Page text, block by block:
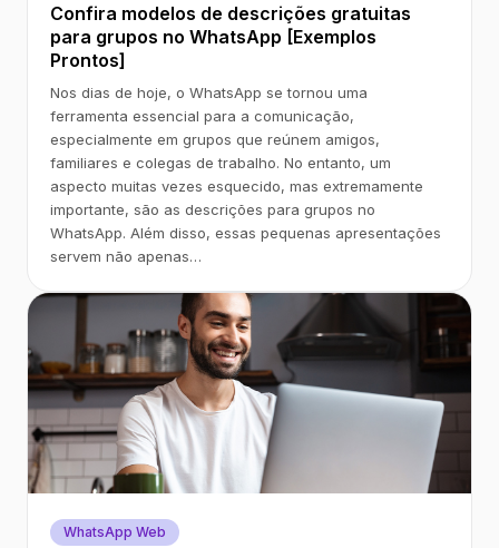
Confira modelos de descrições gratuitas
para grupos no WhatsApp [Exemplos
Prontos]
Nos dias de hoje, o WhatsApp se tornou uma
ferramenta essencial para a comunicação,
especialmente em grupos que reúnem amigos,
familiares e colegas de trabalho. No entanto, um
aspecto muitas vezes esquecido, mas extremamente
importante, são as descrições para grupos no
WhatsApp. Além disso, essas pequenas apresentações
servem não apenas…
WhatsApp Web